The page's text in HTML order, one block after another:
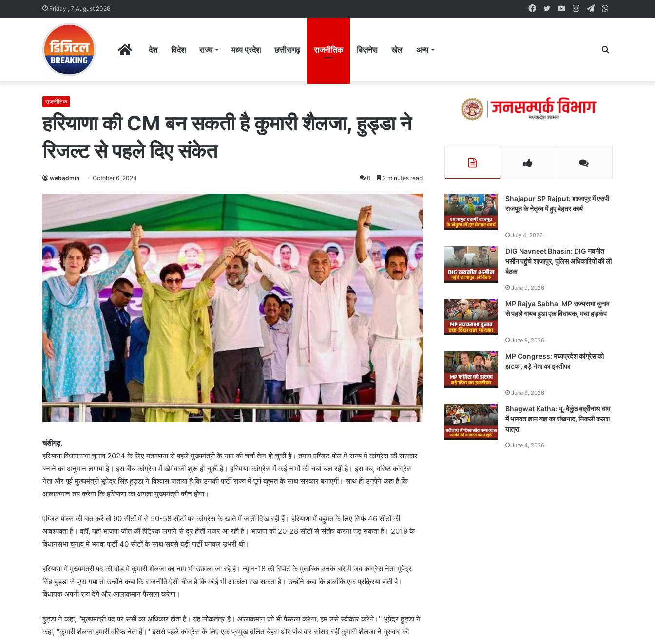
Friday , 7 August 2026 Telegram
Instagram
YouTube
Twitter
Facebook
Homeदेश विदेश राज्य मध्य प्रदेश छत्तीसगढ़ राजनीतिक बिज़नेस खेल अन्य Search
राजनीतिक
हरियाणा की CM बन सकती है कुमारी शैलजा, हुड्डा ने
रिजल्ट से पहले दिए संकेत
webadmin October 6, 2024 0 2 minutes read
चंडीगढ़.
हरियाणा विधानसभा चुनाव 2024 के लिए मतगणना से पहले मुख्यमंत्री के नाम की चर्चा तेज हो चुकी है। तमाम एग्जिट पोल में राज्य में कांग्रेस की सरकार
बनाने का अनुमान लगाया है। इस बीच कांग्रेस में खेमेबाजी शुरू हो चुकी है। हरियाणा कांग्रेस में कई नामों की चर्चा चल रही है। इस बच, वरिष्ठ कांग्रेस
नेता और पूर्व मुख्यमंत्री भूपेंद्र सिंह हुड्डा ने विश्वास जताया है कि उनकी पार्टी राज्य में पूर्ण बहुमत के साथ सरकार बनाएगी। साथ ही उन्होंने कहा है कि
आलाकमान तय करेगा कि हरियाणा का अगला मुख्यमंत्री कौन होगा।
एग्जिट पोल्स की बात करें तो 90 सीटों में से 50-58 सीटों पर कांग्रेस के खाते में जाती दिख रही हैं। हरियाणा में बहुमत के लिए सिर्फ 46 सीटों की
आवश्यक्ता है। वहीं, यहां भाजपा जीत की हैट्रिक लगाने से दूर होती नजर आ रही है। भाजपा को 20-28 सीटों से संतोष करना पड़ सकता है। 2019 के
विधानसभा चुनाव में भगवा पार्टी 40 सीटों के साथ सबसे बड़ी पार्टी बनकर उभरी थी।
हरियाणा में मुख्यमंत्री पद की दौड़ में कुमारी शैलजा का नाम भी उछाला जा रहे है। न्यूज-18 की रिपोर्ट के मुताबिक उनके बारे में जब कांग्रेस नेता भूपेंद्र
सिंह हुड्डा से पूछा गया तो उन्होंने कहा कि राजनीति ऐसी चीज है कि कोई भी आकांक्षा रख सकता है। उन्होंने कहा कि हालांकि एक प्रक्रिया होती है।
विधायक अपनी राय देंगे और आलाकमान फैसला करेगा।
हुड्डा ने कहा, "मुख्यमंत्री पद पर सभी का अधिकार होता है। यह लोकतंत्र है। आलाकमान जो भी फैसला करेगा, हम उसे स्वीकार करेंगे।'' भूपेंद्र हुड्डा ने
कहा, "कुमारी शैलजा हमारी वरिष्ठ नेता हैं।" इससे पहले कांग्रेस के लिए एक प्रमुख दलित चेहरा और पांच बार सांसद रहीं कुमारी शैलजा ने गुरुवार को
Shajapur SP Rajput: शाजापुर में एसपी
राजपूत के नेतृत्व में हुए बेहतर कार्य
July 4, 2026
DIG Navneet Bhasin: DIG नवनीत
भसीन पहुंचे शाजापुर, पुलिस अधिकारियों की ली
बैठक
June 9, 2026
MP Rajya Sabha: MP राज्यसभा चुनाव
से पहले गायब हुआ एक विधायक, मचा हड़कंप
June 9, 2026
MP Congress: मध्यप्रदेश कांग्रेस को
झटका, बड़े नेता का इस्तीफा
June 8, 2026
Bhagwat Katha: भू-वैकुंठ बद्रीनाथ धाम
में भागवत ज्ञान यज्ञ का शंखनाद, निकली कलश
यात्रा
June 4, 2026